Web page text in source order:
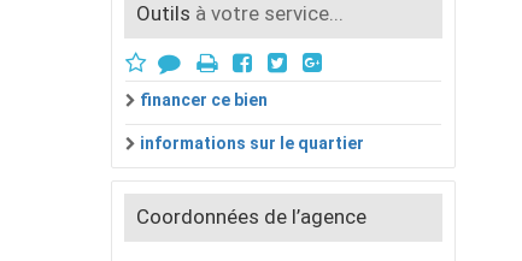
Outils à votre service...
financer ce bien
informations sur le quartier
Coordonnées de l’agence